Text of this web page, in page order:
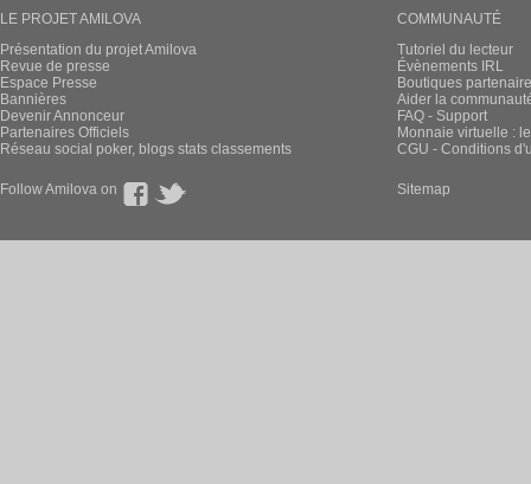
LE PROJET AMILOVA
Présentation du projet Amilova
Revue de presse
Espace Presse
Bannières
Devenir Annonceur
Partenaires Officiels
Réseau social poker, blogs stats classements
COMMUNAUTÉ
Tutoriel du lecteur
Évènements IRL
Boutiques
Aider la
FAQ - Support
Monnaie virtuelle :
CGU - Conditions
Follow Amilova on Sitemap